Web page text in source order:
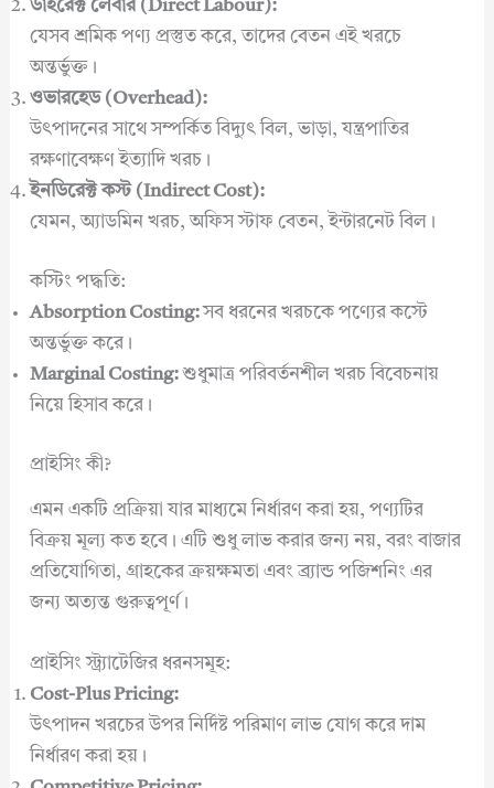
ডাইরেক্ট লেবার (Direct Labour):
যেসব শ্রমিক পণ্য প্রস্তুত করে, তাদের বেতন এই খরচে
অন্তর্ভুক্ত।
ওভারহেড (Overhead):
উৎপাদনের সাথে সম্পর্কিত বিদ্যুৎ বিল, ভাড়া, যন্ত্রপাতির
রক্ষণাবেক্ষণ ইত্যাদি খরচ।
ইনডিরেক্ট কস্ট (Indirect Cost):
যেমন, অ্যাডমিন খরচ, অফিস স্টাফ বেতন, ইন্টারনেট বিল।
কস্টিং পদ্ধতি:
Absorption Costing:সব ধরনের খরচকে পণ্যের কস্টে
অন্তর্ভুক্ত করে।
Marginal Costing:শুধুমাত্র পরিবর্তনশীল খরচ বিবেচনায়
নিয়ে হিসাব করে।
প্রাইসিং কী?
এমন একটি প্রক্রিয়া যার মাধ্যমে নির্ধারণ করা হয়, পণ্যটির
বিক্রয় মূল্য কত হবে। এটি শুধু লাভ করার জন্য নয়, বরং বাজার
প্রতিযোগিতা, গ্রাহকের ক্রয়ক্ষমতা এবং ব্র্যান্ড পজিশনিং এর
জন্য অত্যন্ত গুরুত্বপূর্ণ।
প্রাইসিং স্ট্র্যাটেজির ধরনসমূহ:
Cost-Plus Pricing:
উৎপাদন খরচের উপর নির্দিষ্ট পরিমাণ লাভ যোগ করে দাম
নির্ধারণ করা হয়।